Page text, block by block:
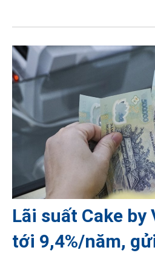
Lãi suất Cake by
tới 9,4%/năm,